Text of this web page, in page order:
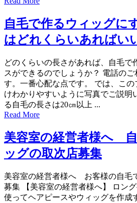
自毛で作るウィッグに
はどれくらいあればい
どのくらいの長さがあれば、自毛で
スができるのでしょうか？ 電話の
す。一番心配な点です。 では、こ
けわかりやすいように写真でご説明
る自毛の長さは20㎝以上 ...
Read More
美容室の経営者様へ
ッグの取次店募集
美容室の経営者様へ お客様の自毛
募集 【美容室の経営者様へ】 ロン
使ってヘアピースやウィッグを作成